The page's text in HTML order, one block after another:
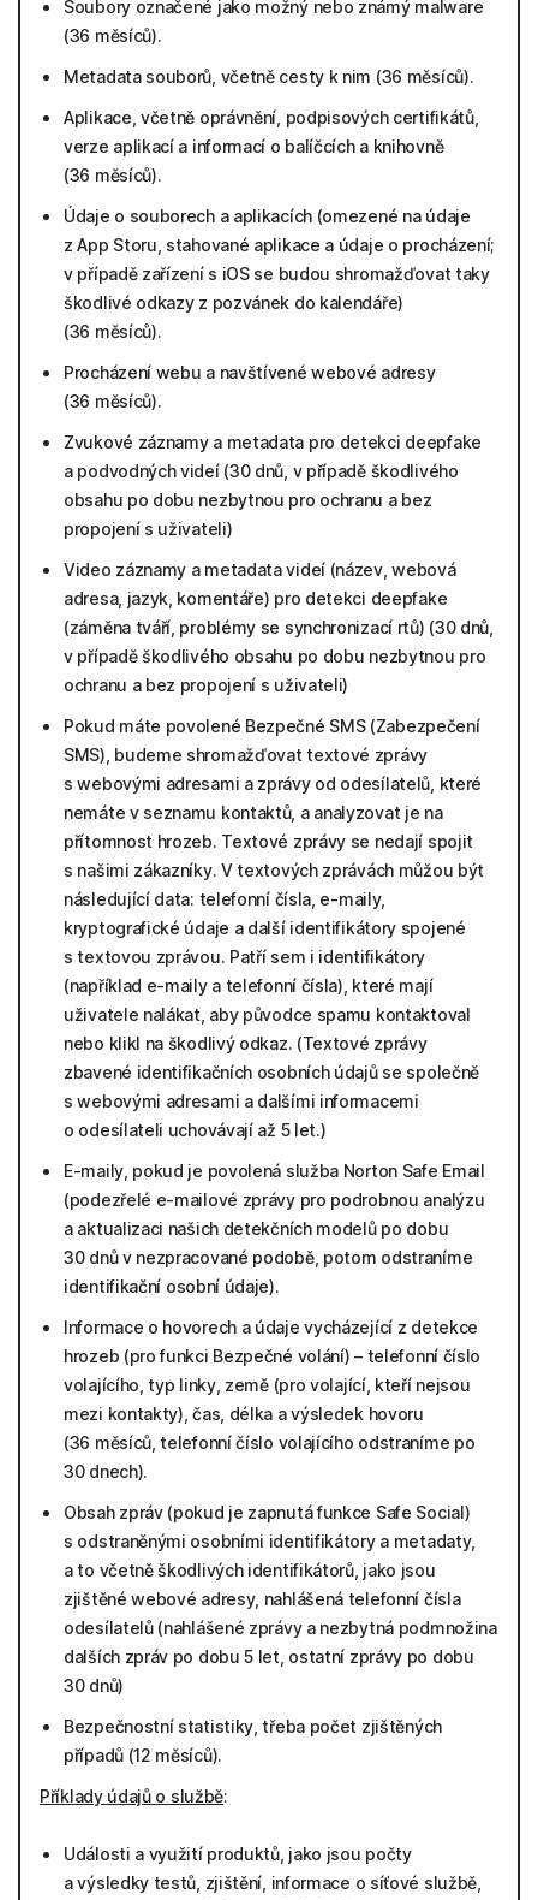
Soubory označené jako možný nebo známý malware
(36 měsíců).
Metadata souborů, včetně cesty k nim (36 měsíců).
Aplikace, včetně oprávnění, podpisových certifikátů,
verze aplikací a informací o balíčcích a knihovně
(36 měsíců).
Údaje o souborech a aplikacích (omezené na údaje
z App Storu, stahované aplikace a údaje o procházení;
v případě zařízení s iOS se budou shromažďovat taky
škodlivé odkazy z pozvánek do kalendáře)
(36 měsíců).
Procházení webu a navštívené webové adresy
(36 měsíců).
Zvukové záznamy a metadata pro detekci deepfake
a podvodných videí (30 dnů, v případě škodlivého
obsahu po dobu nezbytnou pro ochranu a bez
propojení s uživateli)
Video záznamy a metadata videí (název, webová
adresa, jazyk, komentáře) pro detekci deepfake
(záměna tváří, problémy se synchronizací rtů) (30 dnů,
v případě škodlivého obsahu po dobu nezbytnou pro
ochranu a bez propojení s uživateli)
Pokud máte povolené Bezpečné SMS (Zabezpečení
SMS), budeme shromažďovat textové zprávy
s webovými adresami a zprávy od odesílatelů, které
nemáte v seznamu kontaktů, a analyzovat je na
přítomnost hrozeb. Textové zprávy se nedají spojit
s našimi zákazníky. V textových zprávách můžou být
následující data: telefonní čísla, e-maily,
kryptografické údaje a další identifikátory spojené
s textovou zprávou. Patří sem i identifikátory
(například e-maily a telefonní čísla), které mají
uživatele nalákat, aby původce spamu kontaktoval
nebo klikl na škodlivý odkaz. (Textové zprávy
zbavené identifikačních osobních údajů se společně
s webovými adresami a dalšími informacemi
o odesílateli uchovávají až 5 let.)
E-maily, pokud je povolená služba Norton Safe Email
(podezřelé e-mailové zprávy pro podrobnou analýzu
a aktualizaci našich detekčních modelů po dobu
30 dnů v nezpracované podobě, potom odstraníme
identifikační osobní údaje).
Informace o hovorech a údaje vycházející z detekce
hrozeb (pro funkci Bezpečné volání) – telefonní číslo
volajícího, typ linky, země (pro volající, kteří nejsou
mezi kontakty), čas, délka a výsledek hovoru
(36 měsíců, telefonní číslo volajícího odstraníme po
30 dnech).
Obsah zpráv (pokud je zapnutá funkce Safe Social)
s odstraněnými osobními identifikátory a metadaty,
a to včetně škodlivých identifikátorů, jako jsou
zjištěné webové adresy, nahlášená telefonní čísla
odesílatelů (nahlášené zprávy a nezbytná podmnožina
dalších zpráv po dobu 5 let, ostatní zprávy po dobu
30 dnů)
Bezpečnostní statistiky, třeba počet zjištěných
případů (12 měsíců).
Příklady údajů o službě:
Události a využití produktů, jako jsou počty
a výsledky testů, zjištění, informace o síťové službě,